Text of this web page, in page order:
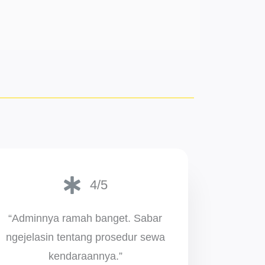
4/5
“Adminnya ramah banget. Sabar
ngejelasin tentang prosedur sewa
kendaraannya.”